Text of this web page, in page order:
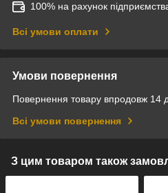
100% на рахунок
Всі умови оплати
Умови повернення
Повернення товару впродовж 14
Всі умови повернення
З цим товаром також